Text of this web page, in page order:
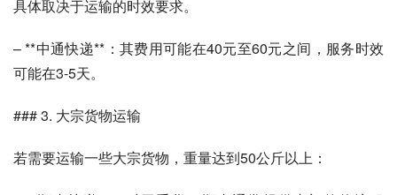
具体取决于运输的时效要求。
– **中通快递**：其费用可能在40元至60元之间，服务时效
可能在3-5天。
### 3. 大宗货物运输
若需要运输一些大宗货物，重量达到50公斤以上：